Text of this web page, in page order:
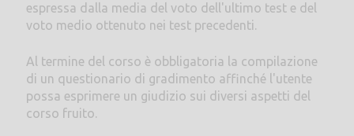
espressa dalla media del voto dell'ultimo test e del
voto medio ottenuto nei test precedenti.
Al termine del corso è obbligatoria la compilazione
di un questionario di gradimento affinché l'utente
possa esprimere un giudizio sui diversi aspetti del
corso fruito.